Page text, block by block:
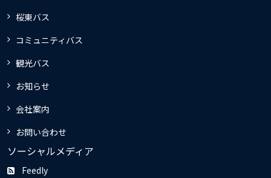
桜東バス
コミュニティバス
観光バス
お知らせ
会社案内
お問い合わせ
ソーシャルメディア
Feedly